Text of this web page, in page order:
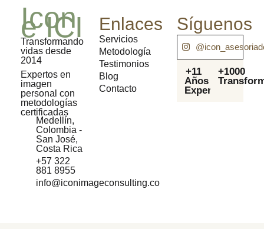
Icon
e ICI
Transformando
vidas desde
2014
Expertos en
imagen
personal con
metodologías
certificadas
Medellín,
Colombia -
San José,
Costa Rica
+57 322
881 8955
info@iconimageconsulting.co
Enlaces
Servicios
Metodología
Testimonios
Blog
Contacto
Síguenos
+11
Años
Experiencia
+1000